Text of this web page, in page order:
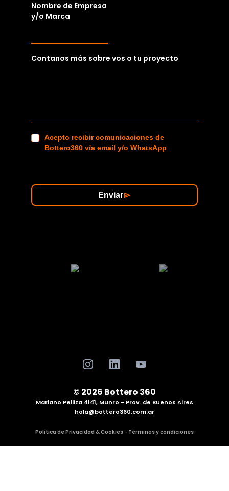
Nombre de Empresa
y/o Marca
Contanos más sobre vos o tu proyecto
Acepto recibir comunicaciones de
Bottero360 vía email y/o WhatsApp
Enviar
© 2026 Bottero 360
Mariano Pelliza 4141, Munro - Prov. de Buenos Aires
hola@bottero360.com.ar
Política de Privacidad & Cookies - Términos y condiciones